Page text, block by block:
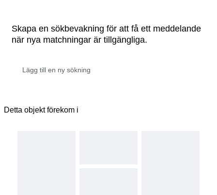
Skapa en sökbevakning för att få ett meddelande
när nya matchningar är tillgängliga.
Detta objekt förekom i